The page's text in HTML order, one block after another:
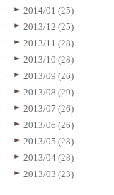
2014/01 (25)
2013/12 (25)
2013/11 (28)
2013/10 (28)
2013/09 (26)
2013/08 (29)
2013/07 (26)
2013/06 (26)
2013/05 (28)
2013/04 (28)
2013/03 (23)